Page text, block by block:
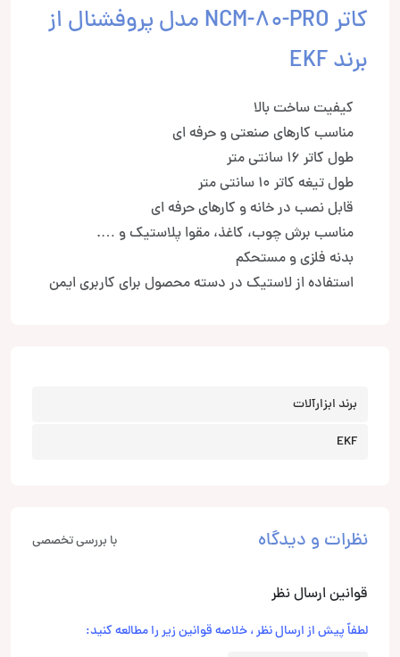
کاتر NCM-80-PRO مدل پروفشنال از
برند EKF
کیفیت ساخت بالا
مناسب کارهای صنعتی و حرفه ای
طول کاتر 16 سانتی متر
طول تیغه کاتر 10 سانتی متر
قابل نصب در خانه و کارهای حرفه ای
مناسب برش چوب، کاغذ، مقوا پلاستیک و ….
بدنه فلزی و مستحکم
استفاده از لاستیک در دسته محصول برای کاربری ایمن
برند ابزارآلات
EKF
نظرات و دیدگاه با بررسی تخصصی
قوانین ارسال نظر
لطفاً پیش از ارسال نظر ، خلاصه قوانین زیر را مطالعه کنید: